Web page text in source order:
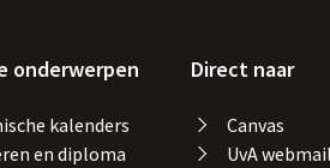
onderwerpen
kalenders
en diploma
Direct naar
Canvas
UvA webmail